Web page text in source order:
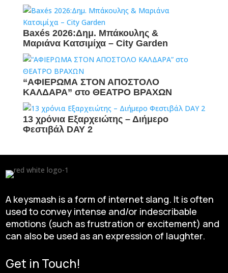
Baxés 2026:Δημ. Μπάκουλης &
Μαριάνα Κατσιμίχα – City Garden
“ΑΦΙΕΡΩΜΑ ΣΤΟΝ ΑΠΟΣΤΟΛΟ
ΚΑΛΔΑΡΑ” στο ΘΕΑΤΡΟ ΒΡΑΧΩΝ
13 χρόνια Εξαρχειώτης – Διήμερο
Φεστιβάλ DAY 2
A keysmash is a form of internet slang. It is often
used to convey intense and/or indescribable
emotions (such as frustration or excitement) and
can also be used as an expression of laughter.
Get in Touch!